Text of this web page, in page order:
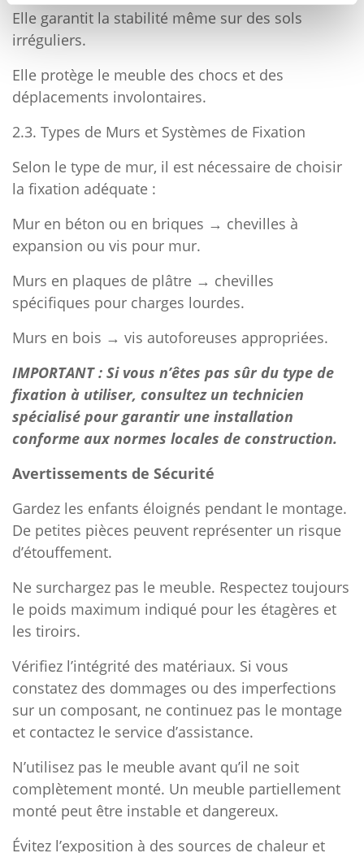
Elle garantit la stabilité même sur des sols
irréguliers.
Elle protège le meuble des chocs et des
déplacements involontaires.
2.3. Types de Murs et Systèmes de Fixation
Selon le type de mur, il est nécessaire de choisir
la fixation adéquate :
Mur en béton ou en briques → chevilles à
expansion ou vis pour mur.
Murs en plaques de plâtre → chevilles
spécifiques pour charges lourdes.
Murs en bois → vis autoforeuses appropriées.
IMPORTANT : Si vous n’êtes pas sûr du type de
fixation à utiliser, consultez un technicien
spécialisé pour garantir une installation
conforme aux normes locales de construction.
Avertissements de Sécurité
Gardez les enfants éloignés pendant le montage.
De petites pièces peuvent représenter un risque
d’étouffement.
Ne surchargez pas le meuble. Respectez toujours
le poids maximum indiqué pour les étagères et
les tiroirs.
Vérifiez l’intégrité des matériaux. Si vous
constatez des dommages ou des imperfections
sur un composant, ne continuez pas le montage
et contactez le service d’assistance.
N’utilisez pas le meuble avant qu’il ne soit
complètement monté. Un meuble partiellement
monté peut être instable et dangereux.
Évitez l’exposition à des sources de chaleur et